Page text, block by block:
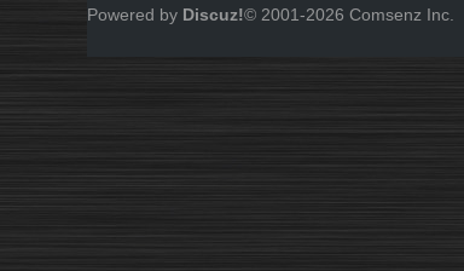
Powered by Discuz!© 2001-2026 Comsenz Inc.